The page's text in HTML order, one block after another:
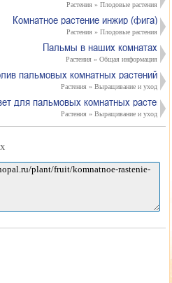
Растения » Плодовые растения
Комнатное растение инжир (фига)
Растения » Плодовые растения
Пальмы в наших комнатах
Растения » Общая информация
пальмовых комнатных растений
Растения » Выращивание и уход
для пальмовых комнатных растений
Растения » Выращивание и уход